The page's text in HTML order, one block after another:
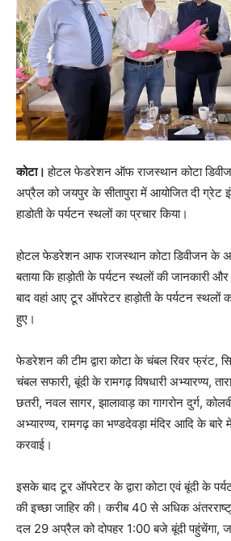
कोटा।होटल फेडरेशन ऑफ राजस्थान कोटा
अप्रैल को जयपुर के सीतापुरा में आयोजित दी ग्रेट
हाडोती के पर्यटन स्थलों का प्रचार किया।
होटल फेडरेशन आफ राजस्थान कोटा डिवीजन के
बताया कि हाड़ोती के पर्यटन स्थलों की जानकारी
बाद वहां आए टूर ऑपरेटर हाड़ोती के पर्यटन
हुए।
फेडरेशन की टीम द्वारा कोटा के चंबल रिवर फ्रंट,
चंबल सफारी, बूंदी के रामगढ़ विषधारी अभ्यारण्य,
छतरी, नवल सागर, झालावाड़ का गागरोन दुर्ग,
अभ्यारण्य, रामगढ़ का भण्डदेवड़ा मंदिर आदि के बारे
करवाई।
इसके बाद टूर ऑपरेटर के द्वारा कोटा एवं बूंदी के
की इच्छा जाहिर की। करीब 40 से अधिक
दल 29 अप्रैल को दोपहर 1:00 बजे बूंदी